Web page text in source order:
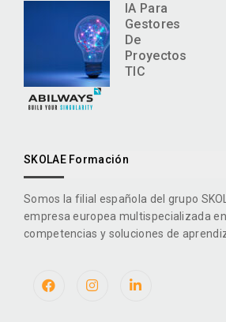
IA Para
Gestores
De
Proyectos
TIC
SKOLAE Formación
Somos la filial española del grupo
empresa europea multispecializada
competencias y soluciones de